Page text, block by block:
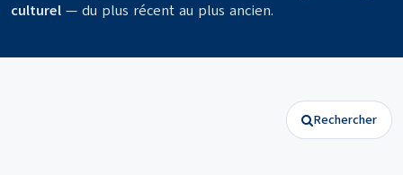
culturel — du plus récent au plus ancien.
Rechercher